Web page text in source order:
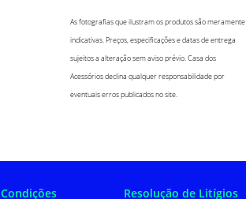
As fotografias que ilustram os produtos são meramente
indicativas. Preços, especificações e datas de entrega
sujeitos a alteração sem aviso prévio. Casa dos
Acessórios declina qualquer responsabilidade por
eventuais erros publicados no site.
Resolução de Litígios